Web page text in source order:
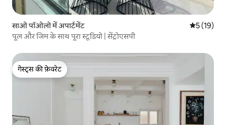
साओ पॉओलो में अपार्टमेंट औसत रेटिंग
5 (19)
पूल और जिम के साथ पूरा स्टूडियो | सेंट्रोएसपी
गेस्ट्स की फ़ेवरेट
गेस्ट्स की फ़ेवरेट